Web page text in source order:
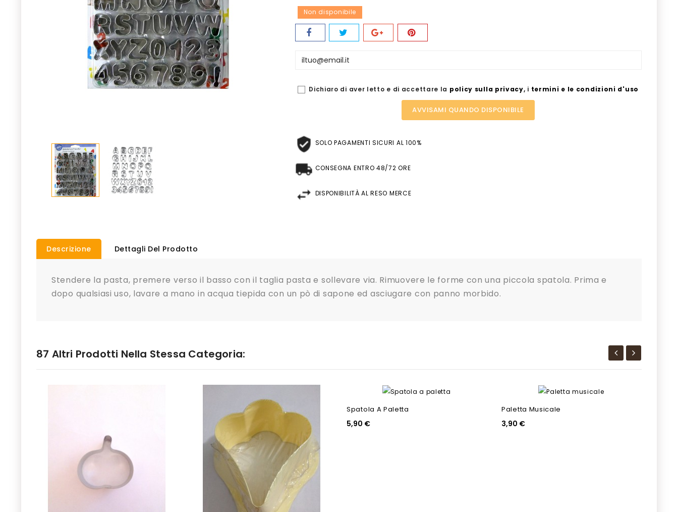
Non disponibile
Dichiaro di aver letto e di accettare la policy sulla privacy, i termini e le condizioni d'uso
AVVISAMI QUANDO DISPONIBILE
SOLO PAGAMENTI SICURI AL 100%
CONSEGNA ENTRO 48/72 ORE
DISPONIBILITÀ AL RESO MERCE
Descrizione Dettagli Del Prodotto
Stendere la pasta, premere verso il basso con il taglia pasta e sollevare via. Rimuovere le forme con una piccola spatola. Prima e
dopo qualsiasi uso, lavare a mano in acqua tiepida con un pò di sapone ed asciugare con panno morbido.
87 Altri Prodotti Nella Stessa Categoria:
Spatola A Paletta
5,90 €
Paletta Musicale
3,90 €